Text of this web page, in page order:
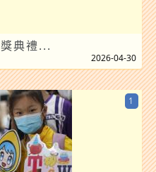
典禮...
2026-04-30
1